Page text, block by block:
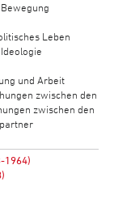
Leben
und Arbeit
zwischen den
zwischen den
1964)